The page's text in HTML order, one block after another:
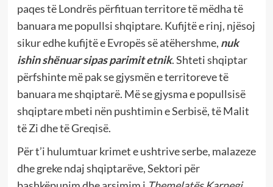
paqes të Londrës përfituan territore të mëdha të
banuara me popullsi shqiptare. Kufijtë e rinj, njësoj
sikur edhe kufijtë e Evropës së atëhershme, nuk
ishin shënuar sipas parimit etnik. Shteti shqiptar
përfshinte më pak se gjysmën e territoreve të
banuara me shqiptarë. Më se gjysma e popullsisë
shqiptare mbeti nën pushtimin e Serbisë, të Malit
të Zi dhe të Greqisë.
Për t’i hulumtuar krimet e ushtrive serbe, malazeze
dhe greke ndaj shqiptarëve, Sektori për